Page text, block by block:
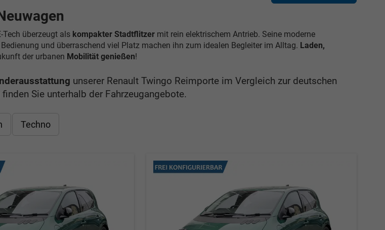
Tech überzeugt als kompakter Stadtflitzermit rein elektrischem Antrieb. Seine moderne
und überraschend viel Platz machen ihn zum idealen Begleiter im Alltag. Laden,
der urbanen Mobilität genießen!
unserer Renault Twingo Reimporte im Vergleich zur deutschen
Sie unterhalb der Fahrzeugangebote.
Techno